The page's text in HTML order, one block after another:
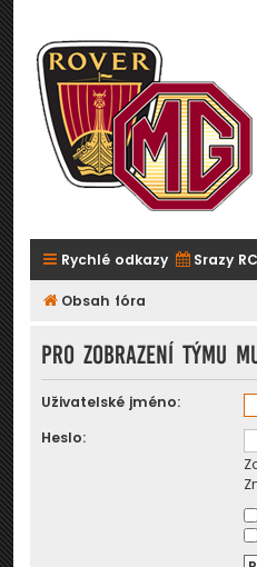
Rychlé odkazy Srazy
Obsah fóra
Pro zobrazení týmu
Uživatelské jméno:
Heslo: